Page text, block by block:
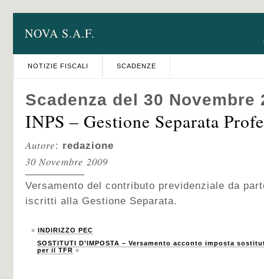
NOVA S.A.F.
NOTIZIE FISCALI SCADENZE
Scadenza del 30 Novembre
INPS – Gestione Separata
Autore: redazione
30 Novembre 2009
Versamento del contributo previdenziale da
iscritti alla Gestione Separata.
« INDIRIZZO PEC
SOSTITUTI D’IMPOSTA – Versamento acconto imposta
per il TFR »